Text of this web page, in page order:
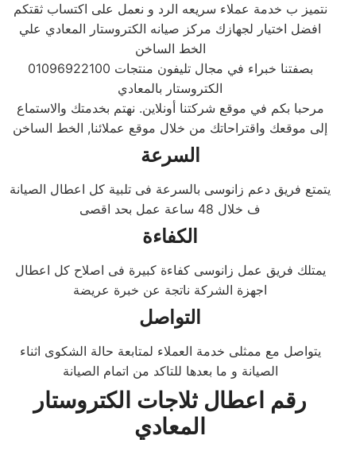
نتميز ب خدمة عملاء سريعه الرد و نعمل على اكتساب ثقتكم
افضل اختيار لجهازك مركز صيانه الكتروستار المعادي علي
الخط الساخن
01096922100 بصفتنا خبراء في مجال تليفون منتجات
الكتروستار بالمعادي
مرحبا بكم في موقع شركتنا أونلاين. نهتم بخدمتك والاستماع
إلى موقعك واقتراحاتك من خلال موقع عملائنا, الخط الساخن
السرعة
يتمتع فريق دعم زانوسى بالسرعة فى تلبية كل اعطال الصيانة
ف خلال 48 ساعة عمل بحد اقصى
الكفاءة
يمتلك فريق عمل زانوسى كفاءة كبيرة فى اصلاح كل اعطال
اجهزة الشركة ناتجة عن خبرة عريضة
التواصل
يتواصل مع ممثلى خدمة العملاء لمتابعة حالة الشكوى اثناء
الصيانة و ما بعدها للتاكد من اتمام الصيانة
رقم اعطال ثلاجات الكتروستار
المعادي